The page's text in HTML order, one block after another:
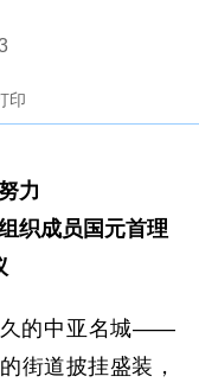
印
力
织成员国元首理
的中亚名城——
街道披挂盛装，